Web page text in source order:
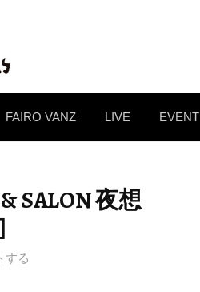
FAIRO VANZ LIVE EVENT
& SALON 夜想
する